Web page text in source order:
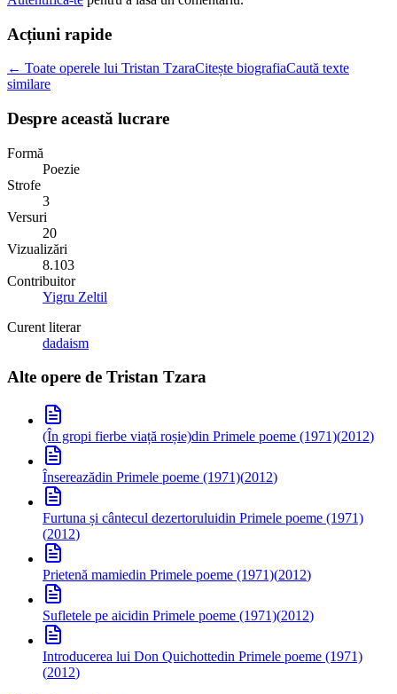
Acțiuni rapide
← Toate operele lui Tristan TzaraCitește biografiaCaută texte
similare
Despre această lucrare
Formă
Poezie
Strofe
3
Versuri
20
Vizualizări
8.103
Contribuitor
Yigru Zeltil
Curent literar
dadaism
Alte opere de Tristan Tzara
(În gropi fierbe viață roșie)din Primele poeme (1971)(2012)
Însereazădin Primele poeme (1971)(2012)
Furtuna și cântecul dezertoruluidin Primele poeme (1971)
(2012)
Prietenă mamiedin Primele poeme (1971)(2012)
Sufletele pe aicidin Primele poeme (1971)(2012)
Introducerea lui Don Quichottedin Primele poeme (1971)
(2012)